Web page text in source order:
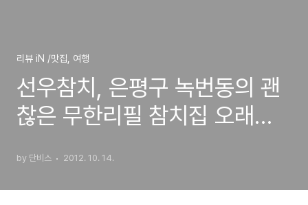
리뷰 iN /맛집, 여행
선우참치, 은평구 녹번동의 괜
찮은 무한리필 참치집 오래간
by 단비스 2012. 10. 14.